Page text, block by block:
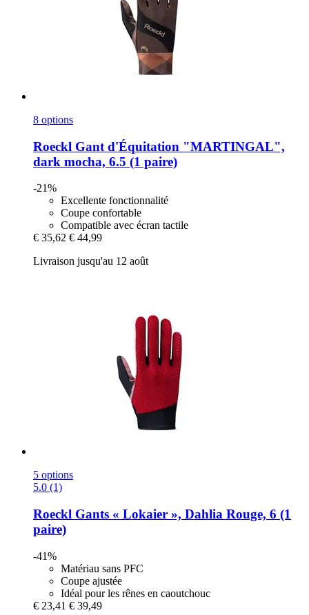
8 options
Roeckl Gant d'Équitation "MARTINGAL",
dark mocha, 6.5 (1 paire)
-21%
Excellente fonctionnalité
Coupe confortable
Compatible avec écran tactile
€ 35,62 € 44,99
Livraison jusqu'au 12 août
5 options
5.0 (1)
Roeckl Gants « Lokaier », Dahlia Rouge, 6 (1
paire)
-41%
Matériau sans PFC
Coupe ajustée
Idéal pour les rênes en caoutchouc
€ 23,41 € 39,49